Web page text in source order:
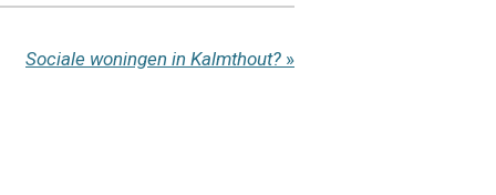
Sociale woningen in Kalmthout? »